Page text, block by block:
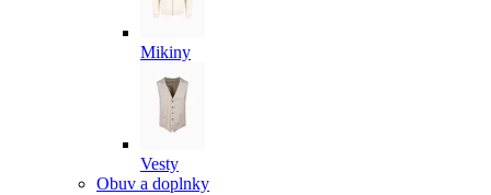
Mikiny
Vesty
Obuv a doplnky